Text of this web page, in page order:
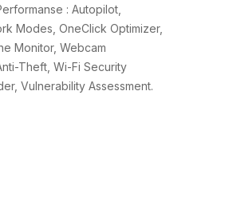
: Autopilot,
Modes, OneClick Optimizer,
Monitor, Webcam
Theft, Wi-Fi Security
Vulnerability Assessment.